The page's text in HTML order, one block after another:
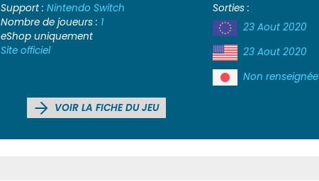
Support :Nintendo Switch
Nombre de joueurs : 1
eShop uniquement
Site officiel
Sorties :
23 Aout 2020
23 Aout 2020
Non renseignée
VOIR LA FICHE DU JEU